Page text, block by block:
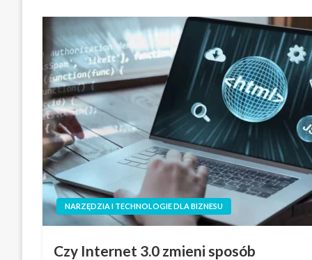
NARZĘDZIA I TECHNOLOGIE DLA BIZNESU
Czy Internet 3.0 zmieni sposób